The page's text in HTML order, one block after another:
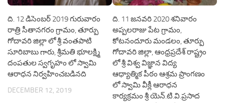
ది. 12 డిసెంబర్ 2019 గురువారం
రాత్రి సీతానగరం గ్రామం, తూర్పు
గోదావరి జిల్లా లో శ్రీ వంతపాటి
సూరిబాబు గారు, శ్రీమతి భూలక్ష్మి
దంపతుల స్వగృహం లో స్వామి
ఆరాధన నిర్వహించబడినది
DECEMBER 12, 2019
ది. 11 జనవరి 2020 శనివారం
అప్పలరాజు పేట గ్రామం,
కోటనందూరు మండలం, తూర్పు
గోదావరి జిల్లా, ఆంధ్రప్రదేశ్ రాష్ట్రం
లో శ్రీ విశ్వ విజ్ఞాన విద్య
ఆధ్యాత్మిక పీఠం ఆశ్రమ ప్రాంగణం
లో స్వామి వీక్లీ ఆరాధన
కార్యక్రమం శ్రీ యెన్.టి.వి.ప్రసాద